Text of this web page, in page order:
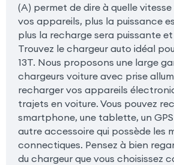
(A) permet de dire à quelle
vos appareils, plus la puissance
plus la recharge sera puissante
Trouvez le chargeur auto idéal
13T. Nous proposons une large
chargeurs voiture avec prise
recharger vos appareils
trajets en voiture. Vous pouvez
smartphone, une tablette, un
autre accessoire qui possède les
connectiques. Pensez à bien
du chargeur que vous choisissez